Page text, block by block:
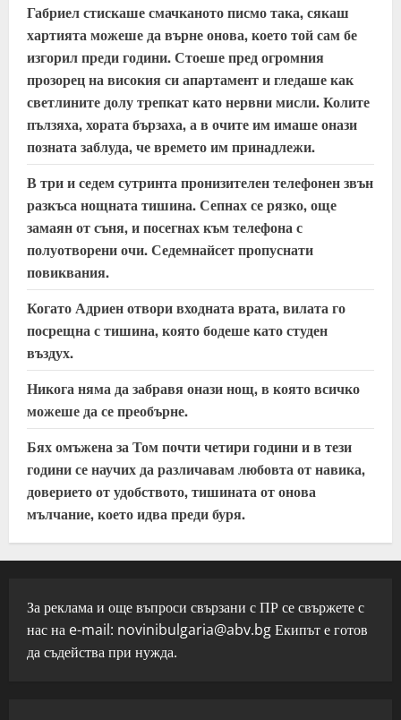
Габриел стискаше смачканото писмо така, сякаш
хартията можеше да върне онова, което той сам бе
изгорил преди години. Стоеше пред огромния
прозорец на високия си апартамент и гледаше как
светлините долу трепкат като нервни мисли. Колите
пълзяха, хората бързаха, а в очите им имаше онази
позната заблуда, че времето им принадлежи.
В три и седем сутринта пронизителен телефонен звън
разкъса нощната тишина. Сепнах се рязко, още
замаян от съня, и посегнах към телефона с
полуотворени очи. Седемнайсет пропуснати
повиквания.
Когато Адриен отвори входната врата, вилата го
посрещна с тишина, която бодеше като студен
въздух.
Никога няма да забравя онази нощ, в която всичко
можеше да се преобърне.
Бях омъжена за Том почти четири години и в тези
години се научих да различавам любовта от навика,
доверието от удобството, тишината от онова
мълчание, което идва преди буря.
За реклама и още въпроси свързани с ПР се свържете с
нас на e-mail: novinibulgaria@abv.bgЕкипът е готов
да съдейства при нужда.